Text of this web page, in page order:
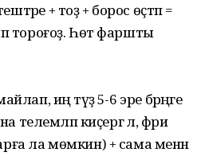
+ тоҙ + борос өҫтәп =
тороғоҙ. Һөт фаршты
иң тәүҙә 5-6 эре бәрәңге
телемләп киҫергә лә, фри
ла мөмкин) + сама менән